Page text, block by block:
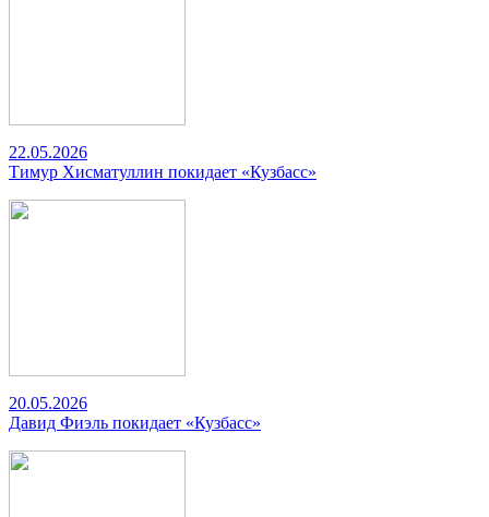
22.05.2026
Тимур Хисматуллин покидает «Кузбасс»
20.05.2026
Давид Фиэль покидает «Кузбасс»